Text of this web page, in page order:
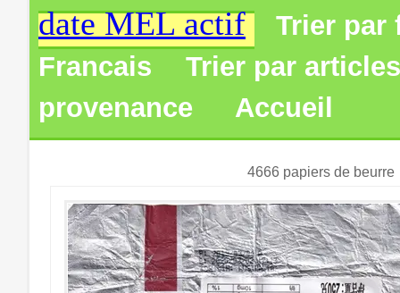
date MEL actif
Trier par
Francais
Trier par
provenance
Accueil
4666 papiers de beurre